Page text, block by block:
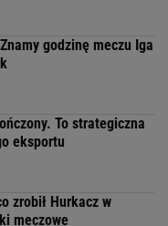
godzinę meczu Iga
To strategiczna
eksportu
zrobił Hurkacz w
meczowe